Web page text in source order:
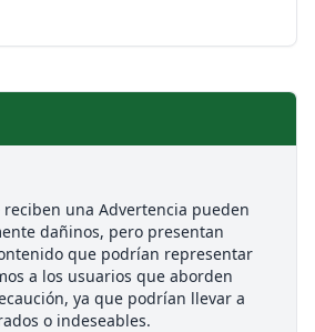
reciben una Advertencia pueden
dañinos, pero presentan
que podrían representar
a los usuarios que aborden
ya que podrían llevar a
o indeseables.